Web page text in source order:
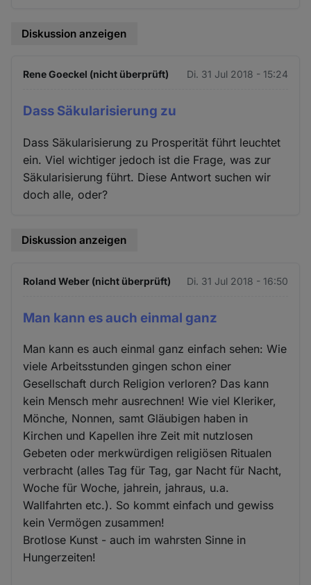
Diskussion anzeigen
Rene Goeckel (nicht überprüft) Di. 31 Jul 2018 - 15:24
Dass Säkularisierung zu
Dass Säkularisierung zu Prosperität führt leuchtet
ein. Viel wichtiger jedoch ist die Frage, was zur
Säkularisierung führt. Diese Antwort suchen wir
doch alle, oder?
Diskussion anzeigen
Roland Weber (nicht überprüft) Di. 31 Jul 2018 - 16:50
Man kann es auch einmal ganz
Man kann es auch einmal ganz einfach sehen: Wie
viele Arbeitsstunden gingen schon einer
Gesellschaft durch Religion verloren? Das kann
kein Mensch mehr ausrechnen! Wie viel Kleriker,
Mönche, Nonnen, samt Gläubigen haben in
Kirchen und Kapellen ihre Zeit mit nutzlosen
Gebeten oder merkwürdigen religiösen Ritualen
verbracht (alles Tag für Tag, gar Nacht für Nacht,
Woche für Woche, jahrein, jahraus, u.a.
Wallfahrten etc.). So kommt einfach und gewiss
kein Vermögen zusammen!
Brotlose Kunst - auch im wahrsten Sinne in
Hungerzeiten!